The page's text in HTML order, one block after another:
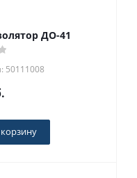
ДО-41
50111008